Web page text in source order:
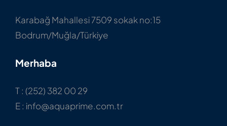
Karabağ Mahallesi 7509 sokak no:15
Bodrum/Muğla/Türkiye
Merhaba
T : (252) 382 00 29
E : info@aquaprime.com.tr